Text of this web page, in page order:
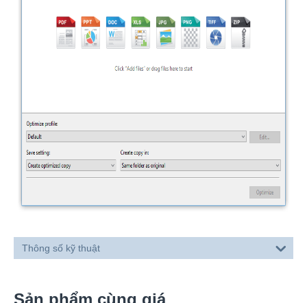
Thông số kỹ thuật
Sản phẩm cùng giá